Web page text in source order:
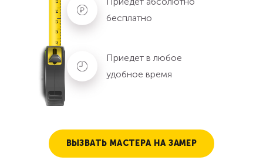
бесплатно
Приедет в любое
удобное время
ВЫЗВАТЬ МАСТЕРА НА ЗАМЕР